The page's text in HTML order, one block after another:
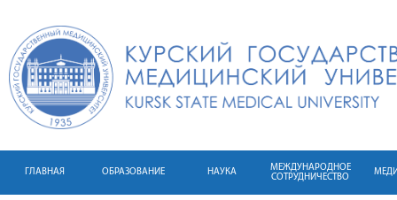
ГЛАВНАЯ ОБРАЗОВАНИЕ НАУКА
МЕЖДУНАРОДНОЕ
СОТРУДНИЧЕСТВО